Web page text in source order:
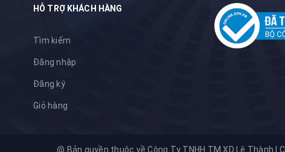
HỖ TRỢ KHÁCH HÀNG
Tìm kiếm
Đăng nhập
Đăng ký
Giỏ hàng
@ Bản quyền thuộc về Công Ty TNHH TM XD Lê Thành|